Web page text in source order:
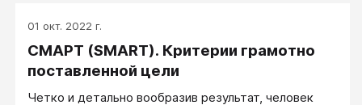
01 окт. 2022 г.
СМАРТ (SMART). Критерии грамотно
поставленной цели
Четко и детально вообразив результат, человек